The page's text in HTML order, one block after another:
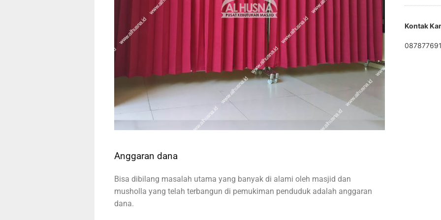
Anggaran dana
Bisa dibilang masalah utama yang banyak di alami oleh masjid dan
musholla yang telah terbangun di pemukiman penduduk adalah anggaran
dana.
Kontak